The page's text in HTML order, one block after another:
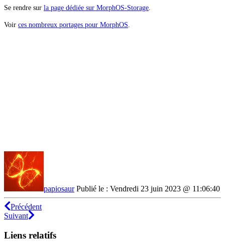
Se rendre sur la page dédiée sur MorphOS-Storage
Voir ces nombreux portages pour MorphOS
papiosaurPublié le : Vendredi 23 juin 2023 @ 11:06:40
Précédent
Suivant
Liens relatifs